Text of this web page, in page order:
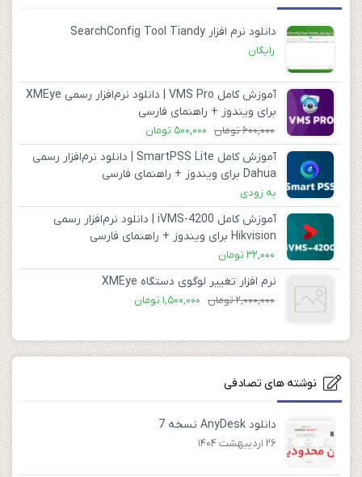
دانلود نرم افزار SearchConfig Tool Tiandy
رایگان
آموزش کامل VMS Pro | دانلود نرم‌افزار رسمی XMEye
برای ویندوز + راهنمای فارسی
600,000تومان 500,000 تومان
آموزش کامل SmartPSS Lite | دانلود نرم‌افزار رسمی
Dahua برای ویندوز + راهنمای فارسی
به زودی
آموزش کامل iVMS-4200 | دانلود نرم‌افزار رسمی
Hikvision برای ویندوز + راهنمای فارسی
32,000 تومان
نرم افزار تغییر لوگوی دستگاه XMEye
2,000,000تومان 1,500,000 تومان
نوشته های تصادفی
دانلود AnyDesk نسخه 7
26 اردیبهشت 1404